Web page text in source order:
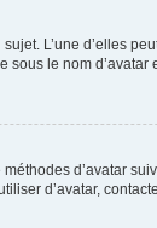
L’une d’elles
le nom
d’avatar
d’avatar,